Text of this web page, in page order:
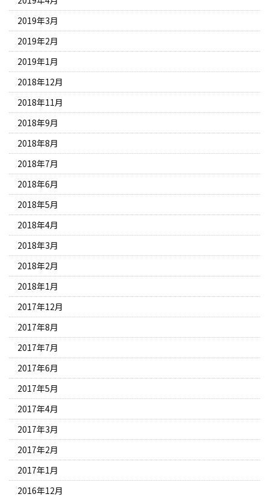
2019年3月
2019年2月
2019年1月
2018年12月
2018年11月
2018年9月
2018年8月
2018年7月
2018年6月
2018年5月
2018年4月
2018年3月
2018年2月
2018年1月
2017年12月
2017年8月
2017年7月
2017年6月
2017年5月
2017年4月
2017年3月
2017年2月
2017年1月
2016年12月